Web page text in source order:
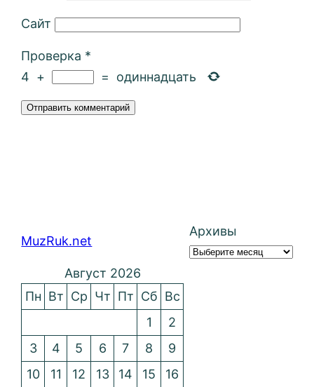
Сайт
Проверка *
4 + = одиннадцать
MuzRuk.net
Архивы
Август 2026
Пн Вт Ср Чт Пт Сб Вс
1
2
3
4 5 6 7 8
9
10
11 12 13 14 15 16